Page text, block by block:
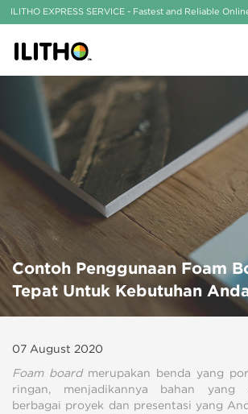
ILITHO EXPRESS SERVICE - Fastest and Reliable
Contoh Penggunaan Foam
Tepat Untuk Kebutuhan
07 August 2020
Foam boardmerupakan benda yang
ringan, menjadikannya bahan yang
berbagai proyek dan presentasi yang